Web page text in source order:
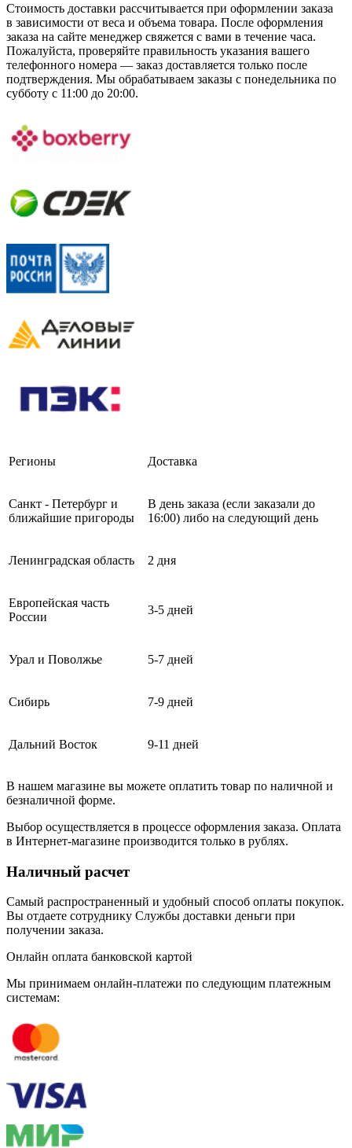
Стоимость доставки рассчитывается при оформлении заказа
в зависимости от веса и объема товара. После оформления
заказа на сайте менеджер свяжется с вами в течение часа.
Пожалуйста, проверяйте правильность указания вашего
телефонного номера — заказ доставляется только после
подтверждения. Мы обрабатываем заказы с понедельника по
субботу с 11:00 до 20:00.
Регионы Доставка
Санкт - Петербург и
ближайшие пригороды
В день заказа (если заказали до
16:00) либо на следующий день
Ленинградская область 2 дня
Европейская часть
России
3-5 дней
Урал и Поволжье 5-7 дней
Сибирь 7-9 дней
Дальний Восток 9-11 дней
В нашем магазине вы можете оплатить товар по наличной и
безналичной форме.
Выбор осуществляется в процессе оформления заказа. Оплата
в Интернет-магазине производится только в рублях.
Наличный расчет
Самый распространенный и удобный способ оплаты покупок.
Вы отдаете сотруднику Службы доставки деньги при
получении заказа.
Онлайн оплата банковской картой
Мы принимаем онлайн-платежи по cледующим платежным
системам: